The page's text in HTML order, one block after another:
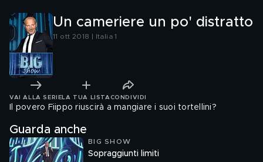
Un cameriere un po' distratto
11 ott 2018 | Italia 1
VAI ALLA SERIE LA TUA LISTA CONDIVIDI
Il povero Fiippo riuscirà a mangiare i suoi tortellini?
Guarda anche
BIG SHOW
Sopraggiunti limiti